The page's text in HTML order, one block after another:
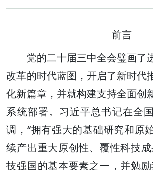
前言
党的二十届三中全会璧画了
改革的时代蓝图，开启了新时代
化新篇章，并就构建支持全面创
系统部署。习近平总书记在全
调，“拥有强大的基础研究和原
续产出重大原创性、覆性科技
技强国的基本要素之一，并勉